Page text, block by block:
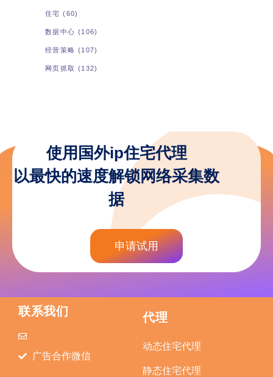
住宅 (60)
数据中心 (106)
经营策略 (107)
网页抓取 (132)
使用国外ip住宅代理
以最快的速度解锁网络采集数
据
申请试用
联系我们
广告合作微信
代理
动态住宅代理
静态住宅代理